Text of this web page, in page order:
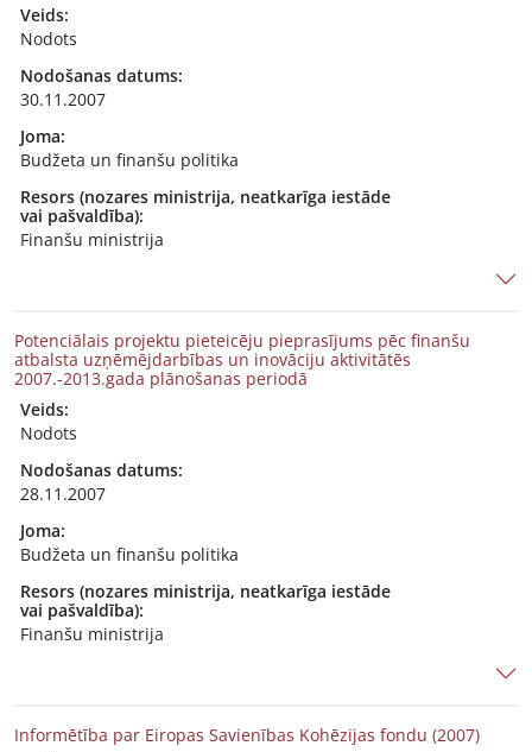
Veids:
Nodots
Nodošanas datums:
30.11.2007
Joma:
Budžeta un finanšu politika
Resors (nozares ministrija, neatkarīga iestāde
vai pašvaldība):
Finanšu ministrija
Potenciālais projektu pieteicēju pieprasījums pēc finanšu
atbalsta uzņēmējdarbības un inovāciju aktivitātēs
2007.-2013.gada plānošanas periodā
Veids:
Nodots
Nodošanas datums:
28.11.2007
Joma:
Budžeta un finanšu politika
Resors (nozares ministrija, neatkarīga iestāde
vai pašvaldība):
Finanšu ministrija
Informētība par Eiropas Savienības Kohēzijas fondu (2007)